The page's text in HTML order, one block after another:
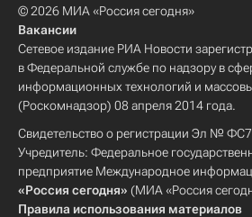
© 2026 МИА «Россия сегодня»
Вакансии
Сетевое издание РИА Новости
в Федеральной службе по надзору в
информационных технологий и
(Роскомнадзор) 08 апреля 2014 года.
Свидетельство о регистрации Эл №
Учредитель: Федеральное
предприятие Международное
«Россия сегодня» (МИА «Россия
Правила использования материалов